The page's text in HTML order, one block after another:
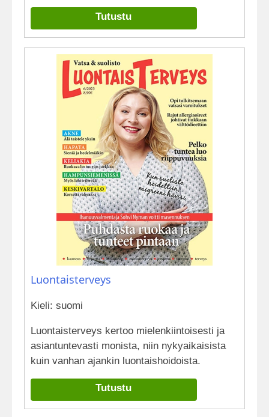
Tutustu
Luontaisterveys
Kieli: suomi
Luontaisterveys kertoo mielenkiintoisesti ja
asiantuntevasti monista, niin nykyaikaisista
kuin vanhan ajankin luontaishoidoista.
Tutustu